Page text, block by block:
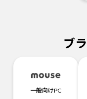
ブ
一般向けPC